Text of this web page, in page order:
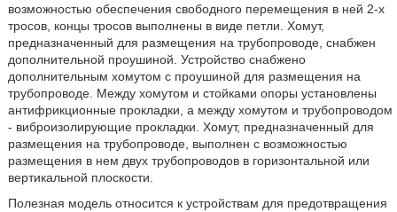
возможностью обеспечения свободного перемещения в ней 2-х
тросов, концы тросов выполнены в виде петли. Хомут,
предназначенный для размещения на трубопроводе, снабжен
дополнительной проушиной. Устройство снабжено
дополнительным хомутом с проушиной для размещения на
трубопроводе. Между хомутом и стойками опоры установлены
антифрикционные прокладки, а между хомутом и трубопроводом
- виброизолирующие прокладки. Хомут, предназначенный для
размещения на трубопроводе, выполнен с возможностью
размещения в нем двух трубопроводов в горизонтальной или
вертикальной плоскости.
Полезная модель относится к устройствам для предотвращения